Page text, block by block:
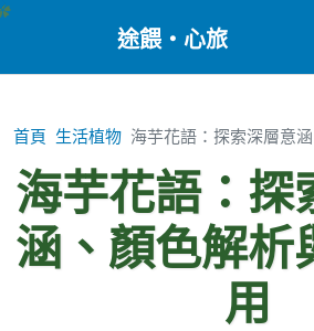
途餵・心旅
首頁 生活植物 海芋花語：探索深層意
海芋花語：探
涵、顏色解析
用